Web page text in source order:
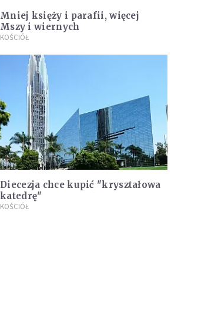
Mniej księży i parafii, więcej
Mszy i wiernych
KOŚCIÓŁ
Diecezja chce kupić "kryształowa
katedrę"
KOŚCIÓŁ